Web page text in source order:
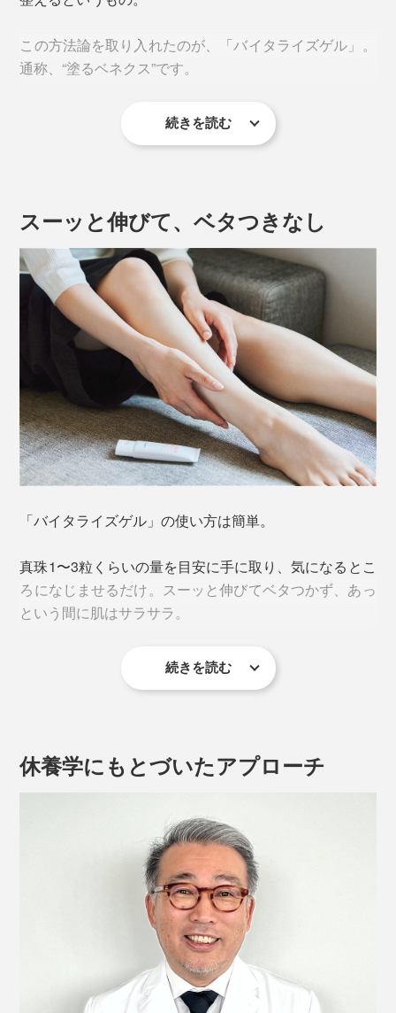
この方法論を取り入れたのが、「バイタライズゲル」。
通称、“塗るベネクス”です。
休養学に基づきレシピを設計。皮膚、嗅覚、浸透（角質
『VENEX』が開発したオリジナル成分で、ナノプラチ
ナなどの鉱物「DPV576（※1）」。
＜ハーブ＆精油＞
続きを読む
スーッと伸びて、ベタつきなし
「バイタライズゲル」の使い方は簡単。
真珠1〜3粒くらいの量を目安に手に取り、気になるとこ
ろになじませるだけ。スーッと伸びてベタつかず、あっ
という間に肌はサラサラ。
使う回数や時間帯に決まりはありませんが、おすすめは
ほぐれていきます。
続きを読む
休養学にもとづいたアプローチ